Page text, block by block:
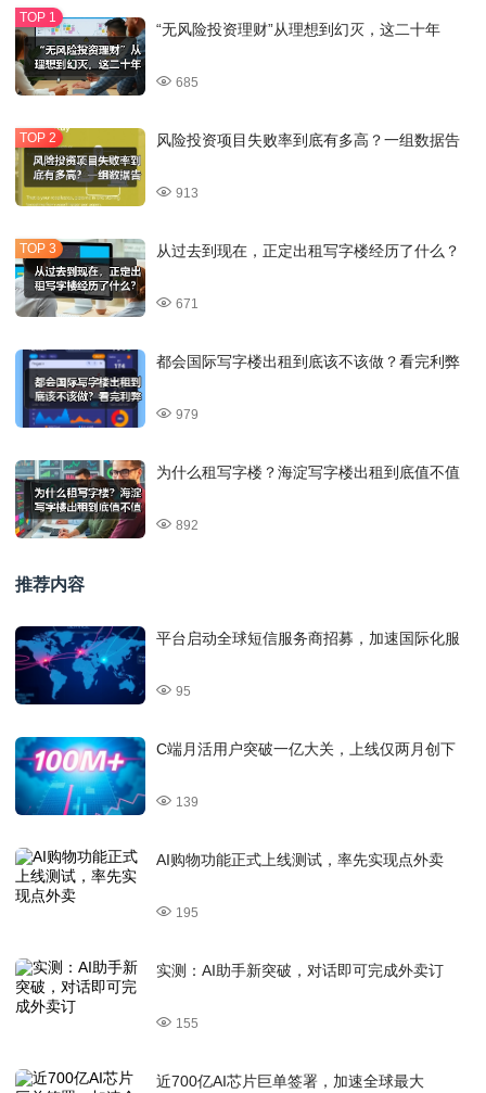
“无风险投资理财”从理想到幻灭，这二十年
685
风险投资项目失败率到底有多高？一组数据告
913
从过去到现在，正定出租写字楼经历了什么？
671
都会国际写字楼出租到底该不该做？看完利弊
979
为什么租写字楼？海淀写字楼出租到底值不值
892
推荐内容
平台启动全球短信服务商招募，加速国际化服
95
C端月活用户突破一亿大关，上线仅两月创下
139
AI购物功能正式上线测试，率先实现点外卖
195
实测：AI助手新突破，对话即可完成外卖订
155
近700亿AI芯片巨单签署，加速全球最大